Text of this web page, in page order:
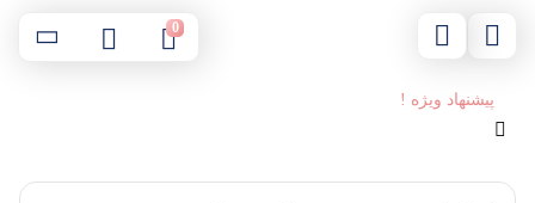
0
پیشنهاد ویژه !